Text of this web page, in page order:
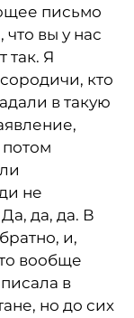
письмо
вы у нас
так. Я
кто
в такую
не
да, да. В
и,
вообще
в
но до сих